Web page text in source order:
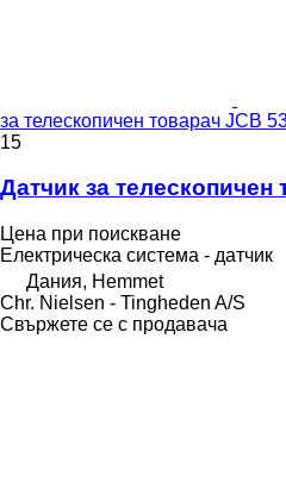
за телескопичен товарач JCB
15
Датчик за телескопичен
Цена при поискване
Електрическа система - датчик
Дания, Hemmet
Chr. Nielsen - Tingheden A/S
Свържете се с продавача